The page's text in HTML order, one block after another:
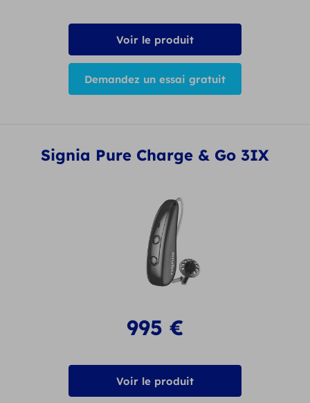
Voir le produit
Demandez un essai gratuit
Signia Pure Charge & Go 3IX
995 €
Voir le produit